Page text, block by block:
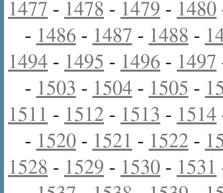
1477 - 1478 - 1479 - 1480
- 1486 - 1487 - 1488 -
1494 - 1495 - 1496 - 1497
- 1503 - 1504 - 1505 -
1511 - 1512 - 1513 - 1514
- 1520 - 1521 - 1522 -
1528 - 1529 - 1530 - 1531